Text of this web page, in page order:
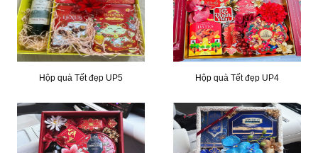
Hộp quà Tết đẹp UP5 Hộp quà Tết đẹp UP4